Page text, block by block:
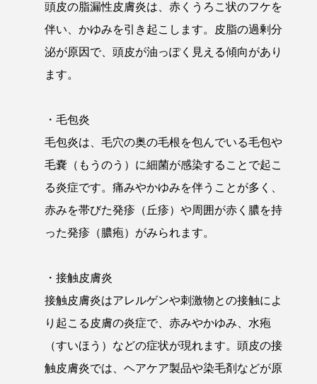
頭皮の脂漏性皮膚炎は、赤くうろこ状のフケを
伴い、かゆみを引き起こします。皮脂の過剰分
泌が原因で、頭皮が油っぽく見える傾向があり
ます。
・毛包炎
毛包炎は、毛穴の奥の毛根を包んでいる毛包や
毛嚢（もうのう）に細菌が感染することで起こ
る炎症です。痛みやかゆみを伴うことが多く、
赤みを帯びた発疹（丘疹）や周囲が赤く膿を持
った発疹（膿疱）がみられます。
・接触皮膚炎
接触皮膚炎はアレルゲンや刺激物との接触によ
り起こる皮膚の炎症で、赤みやかゆみ、水疱
（すいほう）などの症状が現れます。頭皮の接
触皮膚炎では、ヘアケア製品や染毛剤などが原